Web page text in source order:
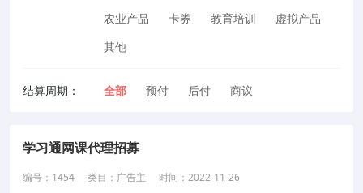
农业产品
卡券 教育培训
虚拟产品
其他
结算周期： 全部 预付 后付 商议
学习通网课代理招募
编号： 1454 类目： 广告主 时间： 2022-11-26